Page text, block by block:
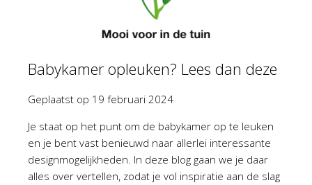
Babykamer opleuken? Lees dan deze
Geplaatst op 19 februari 2024
Je staat op het punt om de babykamer op te leuken
en je bent vast benieuwd naar allerlei interessante
designmogelijkheden. In deze blog gaan we je daar
alles over vertellen, zodat je vol inspiratie aan de slag